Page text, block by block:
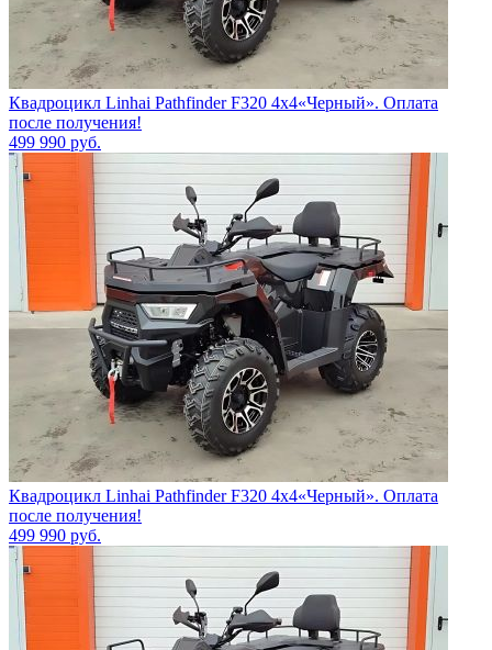
Квадроцикл Linhai Pathfinder F320 4х4«Черный». Оплата
после получения!
499 990 руб.
Квадроцикл Linhai Pathfinder F320 4х4«Черный». Оплата
после получения!
499 990 руб.